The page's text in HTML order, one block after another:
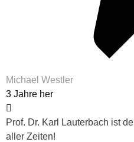
Michael Westler
3 Jahre her
Prof. Dr. Karl Lauterbach ist
aller Zeiten!